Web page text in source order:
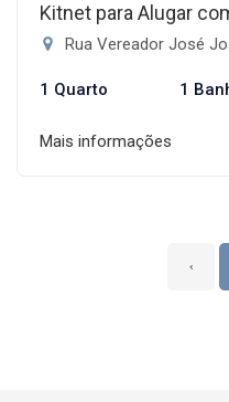
Kitnet para Alugar
Rua Vereador José João
1 Quarto 1
Mais informações
‹